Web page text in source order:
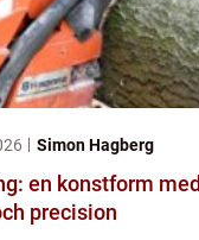
Simon Hagberg
en konstform med
precision